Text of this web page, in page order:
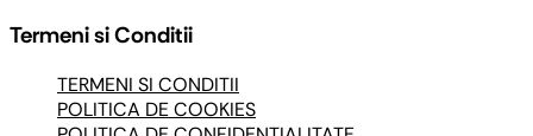
Termeni si Conditii
TERMENI SI CONDITII
POLITICA DE COOKIES